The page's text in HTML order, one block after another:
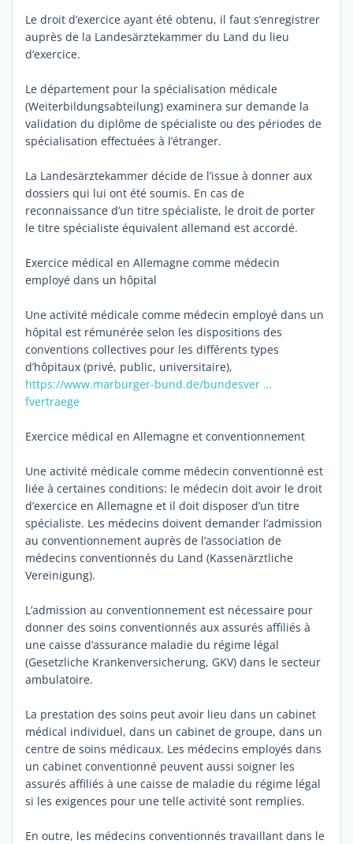
Le droit d’exercice ayant été obtenu, il faut s’enregistrer
auprès de la Landesärztekammer du Land du lieu
d’exercice.
Le département pour la spécialisation médicale
(Weiterbildungsabteilung) examinera sur demande la
validation du diplôme de spécialiste ou des périodes de
spécialisation effectuées à l’étranger.
La Landesärztekammer décide de l’issue à donner aux
dossiers qui lui ont été soumis. En cas de
reconnaissance d’un titre spécialiste, le droit de porter
le titre spécialiste équivalent allemand est accordé.
Exercice médical en Allemagne comme médecin
employé dans un hôpital
Une activité médicale comme médecin employé dans un
hôpital est rémunérée selon les dispositions des
conventions collectives pour les différents types
d’hôpitaux (privé, public, universitaire),
https://www.marburger-bund.de/bundesver …
fvertraege
Exercice médical en Allemagne et conventionnement
Une activité médicale comme médecin conventionné est
liée à certaines conditions: le médecin doit avoir le droit
d’exercice en Allemagne et il doit disposer d’un titre
spécialiste. Les médecins doivent demander l’admission
au conventionnement auprès de l’association de
médecins conventionnés du Land (Kassenärztliche
Vereinigung).
L’admission au conventionnement est nécessaire pour
donner des soins conventionnés aux assurés affiliés à
une caisse d’assurance maladie du régime légal
(Gesetzliche Krankenversicherung, GKV) dans le secteur
ambulatoire.
La prestation des soins peut avoir lieu dans un cabinet
médical individuel, dans un cabinet de groupe, dans un
centre de soins médicaux. Les médecins employés dans
un cabinet conventionné peuvent aussi soigner les
assurés affiliés à une caisse de maladie du régime légal
si les exigences pour une telle activité sont remplies.
En outre, les médecins conventionnés travaillant dans le